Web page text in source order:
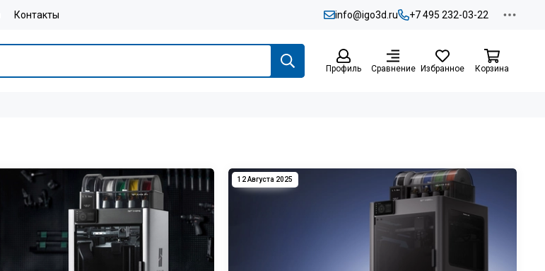
Контакты info@igo3d.ru +7 495 232-03-22
Профиль Сравнение Избранное Корзина
12 Августа 2025